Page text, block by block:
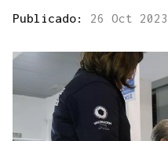
Publicado: 26 Oct